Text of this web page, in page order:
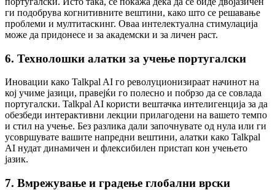
ги подобрува когнитивните вештини, како што се решавање
проблеми и мултитаскинг. Оваа интелектуална стимулација
може да придонесе и за академски и за личен раст.
6. Технолошки алатки за учење португалски
Иновации како Talkpal AI го револуционизираат начинот на
кој учиме јазици, правејќи го полесно и побрзо да се совлада
португалски. Talkpal AI користи вештачка интелигенција за да
обезбеди интерактивни лекции прилагодени на вашето темпо
и стил на учење. Без разлика дали започнувате од нула или ги
усовршувате вашите напредни вештини, алатки како Talkpal
AI нудат динамичен и флексибилен пристап кон учењето
јазик.
7. Вмрежување и градење глобални врски